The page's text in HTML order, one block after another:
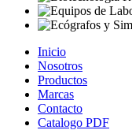
Inicio
Nosotros
Productos
Marcas
Contacto
Catalogo PDF